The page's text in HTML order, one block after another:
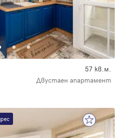
57 кв.м.
Двустаен апартамент